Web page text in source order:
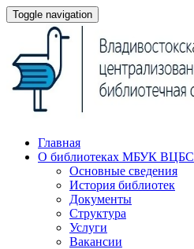
Toggle navigation
Главная
О библиотеках МБУК ВЦБС
Основные сведения
История библиотек
Документы
Структура
Услуги
Вакансии